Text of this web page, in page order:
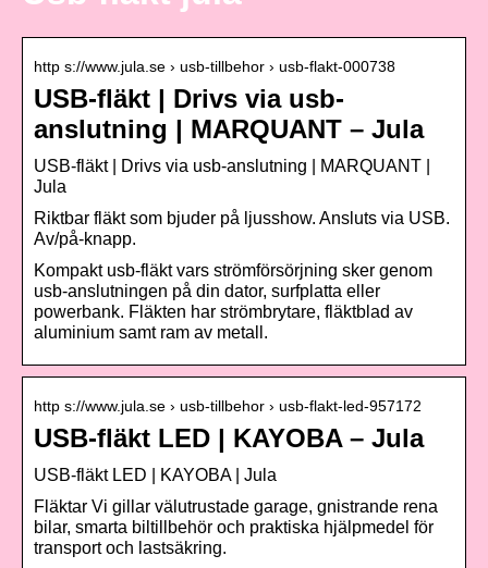
http s://www.jula.se › usb-tillbehor › usb-flakt-000738
USB-fläkt | Drivs via usb-
anslutning | MARQUANT – Jula
USB-fläkt | Drivs via usb-anslutning | MARQUANT |
Jula
Riktbar fläkt som bjuder på ljusshow. Ansluts via USB.
Av/på-knapp.
Kompakt usb-fläkt vars strömförsörjning sker genom
usb-anslutningen på din dator, surfplatta eller
powerbank. Fläkten har strömbrytare, fläktblad av
aluminium samt ram av metall.
http s://www.jula.se › usb-tillbehor › usb-flakt-led-957172
USB-fläkt LED | KAYOBA – Jula
USB-fläkt LED | KAYOBA | Jula
Fläktar Vi gillar välutrustade garage, gnistrande rena
bilar, smarta biltillbehör och praktiska hjälpmedel för
transport och lastsäkring.